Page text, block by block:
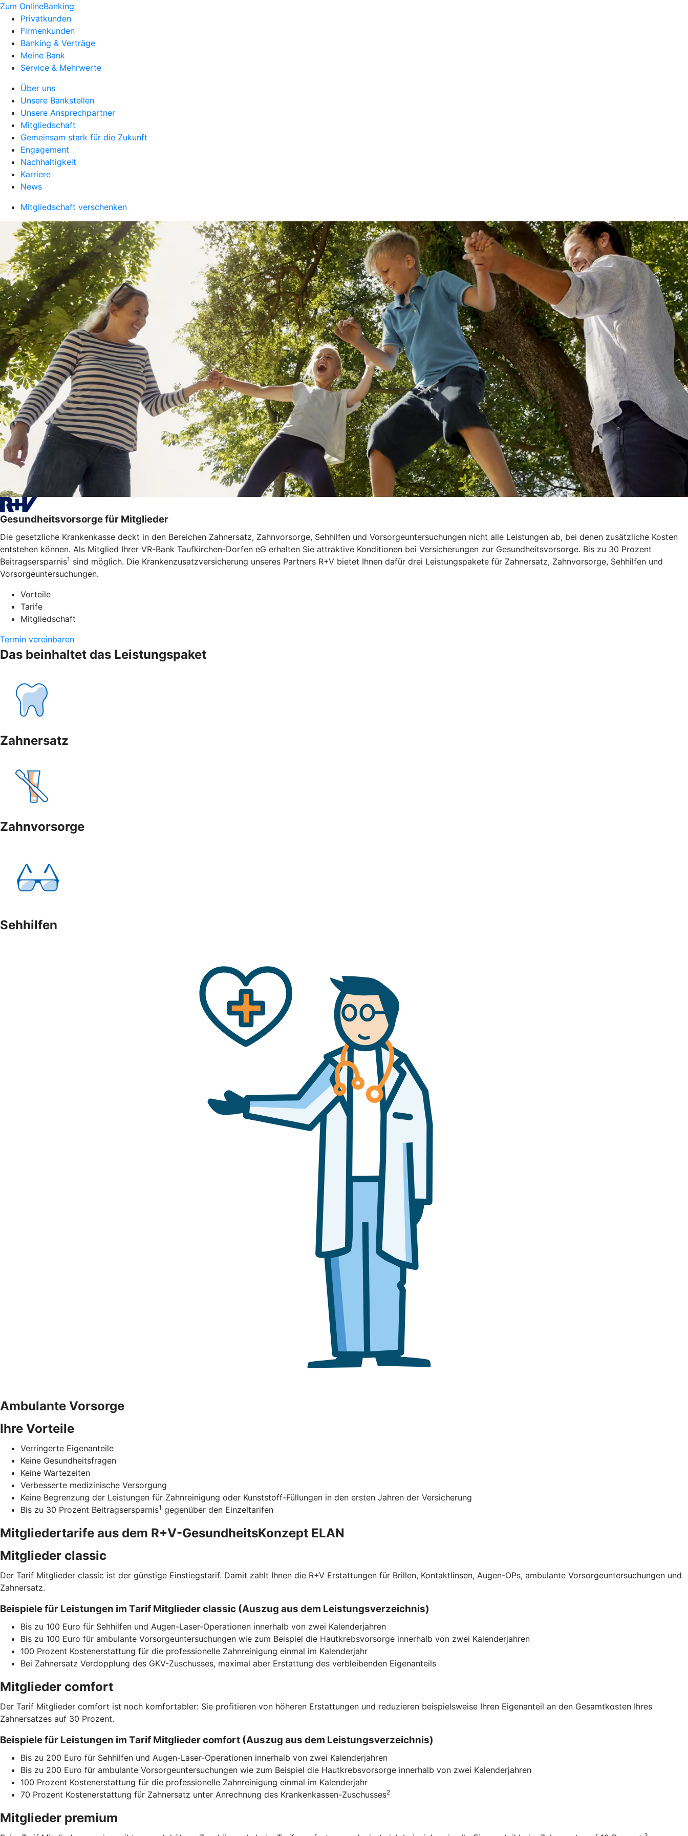
Zum OnlineBanking
Privatkunden
Firmenkunden
Banking & Verträge
Meine Bank
Service & Mehrwerte
Über uns
Unsere Bankstellen
Unsere Ansprechpartner
Mitgliedschaft
Gemeinsam stark für die Zukunft
Engagement
Nachhaltigkeit
Karriere
News
Mitgliedschaft verschenken
Gesundheitsvorsorge für Mitglieder
Die gesetzliche Krankenkasse deckt in den Bereichen Zahnersatz, Zahnvorsorge, Sehhilfen und Vorsorgeuntersuchungen nicht alle Leistungen ab, bei denen zusätzliche Kosten
entstehen können. Als Mitglied Ihrer VR-Bank Taufkirchen-Dorfen eG erhalten Sie attraktive Konditionen bei Versicherungen zur Gesundheitsvorsorge. Bis zu 30 Prozent
Beitragsersparnis1 sind möglich. Die Krankenzusatzversicherung unseres Partners R+V bietet Ihnen dafür drei Leistungspakete für Zahnersatz, Zahnvorsorge, Sehhilfen und
Vorsorgeuntersuchungen.
Vorteile
Tarife
Mitgliedschaft
Termin vereinbaren
Das beinhaltet das Leistungspaket
Zahnersatz
Zahnvorsorge
Sehhilfen
Ambulante Vorsorge
Ihre Vorteile
Verringerte Eigenanteile
Keine Gesundheitsfragen
Keine Wartezeiten
Verbesserte medizinische Versorgung
Keine Begrenzung der Leistungen für Zahnreinigung oder Kunststoff-Füllungen in den ersten Jahren der Versicherung
Bis zu 30 Prozent Beitragsersparnis1 gegenüber den Einzeltarifen
Mitgliedertarife aus dem R+V-GesundheitsKonzept ELAN
Mitglieder classic
Der Tarif Mitglieder classic ist der günstige Einstiegstarif. Damit zahlt Ihnen die R+V Erstattungen für Brillen, Kontaktlinsen, Augen-OPs, ambulante Vorsorgeuntersuchungen und
Zahnersatz.
Beispiele für Leistungen im Tarif Mitglieder classic (Auszug aus dem Leistungsverzeichnis)
Bis zu 100 Euro für Sehhilfen und Augen-Laser-Operationen innerhalb von zwei Kalenderjahren
Bis zu 100 Euro für ambulante Vorsorgeuntersuchungen wie zum Beispiel die Hautkrebsvorsorge innerhalb von zwei Kalenderjahren
100 Prozent Kostenerstattung für die professionelle Zahnreinigung einmal im Kalenderjahr
Bei Zahnersatz Verdopplung des GKV-Zuschusses, maximal aber Erstattung des verbleibenden Eigenanteils
Mitglieder comfort
Der Tarif Mitglieder comfort ist noch komfortabler: Sie profitieren von höheren Erstattungen und reduzieren beispielsweise Ihren Eigenanteil an den Gesamtkosten Ihres
Zahnersatzes auf 30 Prozent.
Beispiele für Leistungen im Tarif Mitglieder comfort (Auszug aus dem Leistungsverzeichnis)
Bis zu 200 Euro für Sehhilfen und Augen-Laser-Operationen innerhalb von zwei Kalenderjahren
Bis zu 200 Euro für ambulante Vorsorgeuntersuchungen wie zum Beispiel die Hautkrebsvorsorge innerhalb von zwei Kalenderjahren
100 Prozent Kostenerstattung für die professionelle Zahnreinigung einmal im Kalenderjahr
70 Prozent Kostenerstattung für Zahnersatz unter Anrechnung des Krankenkassen-Zuschusses2
Mitglieder premium